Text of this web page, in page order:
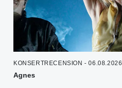
KONSERTRECENSION - 06.08.2026
Agnes